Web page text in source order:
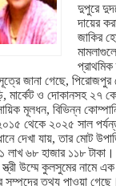
দুপুরে
দায়ের
জাকির
জানা গেছে, পিরোজপুর
মার্কেট ও দোকানসহ
মূলধন, বিভিন্ন
থেকে ২০২৫ সাল
দেখা যায়, তার মোট
৬৮ হাজার ১১৮
উম্মে কুলসুমের নামে
তথ্য পাওয়া